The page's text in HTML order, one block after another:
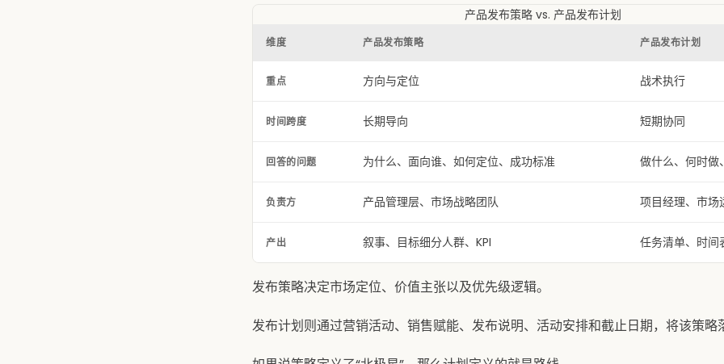
产品发布策略 vs. 产品发布计划
维度 产品发布策略 产品发布计划
重点 方向与定位 战术执行
时间跨度 长期导向 短期协同
回答的问题 为什么、面向谁、如何定位、成功标准 做什么、何时做
负责方 产品管理层、市场战略团队 项目经理、市场
产出 叙事、目标细分人群、KPI 任务清单、时间
发布策略决定市场定位、价值主张以及优先级逻辑。
发布计划则通过营销活动、销售赋能、发布说明、活动安排和截止日期，将该策略